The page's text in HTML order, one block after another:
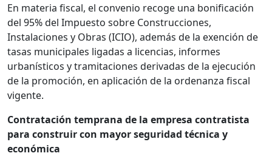
En materia fiscal, el convenio recoge una bonificación
del 95% del Impuesto sobre Construcciones,
Instalaciones y Obras (ICIO), además de la exención de
tasas municipales ligadas a licencias, informes
urbanísticos y tramitaciones derivadas de la ejecución
de la promoción, en aplicación de la ordenanza fiscal
vigente.
Contratación temprana de la empresa contratista
para construir con mayor seguridad técnica y
económica